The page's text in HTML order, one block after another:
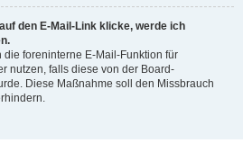
den E-Mail-Link klicke, werde ich
die foreninterne E-Mail-Funktion für
nutzen, falls diese von der Board-
Diese Maßnahme soll den Missbrauch